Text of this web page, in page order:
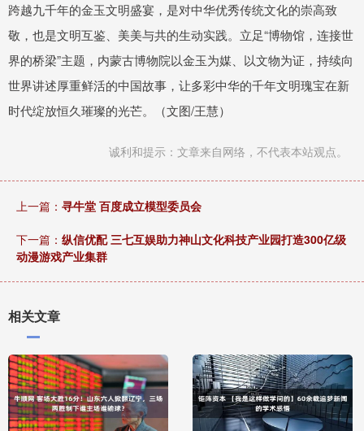
跨越九千年的金玉文明盛宴，是对中华优秀传统文化的崇高致
敬，也是文明互鉴、美美与共的生动实践。立足“博物馆，连接世
界的桥梁”主题，内蒙古博物院以金玉为媒、以文物为证，持续向
世界讲述厚重鲜活的中国故事，让多彩中华的千年文明瑰宝在新
时代绽放恒久璀璨的光芒。（文图/王慧）
诚利和提示：文章来自网络，不代表本站观点。
上一篇： 寻牛堂 百度成立模型委员会
下一篇： 纵信优配 三七互娱助力神山文化科技产业园打造300亿级
动漫游戏产业集群
相关文章